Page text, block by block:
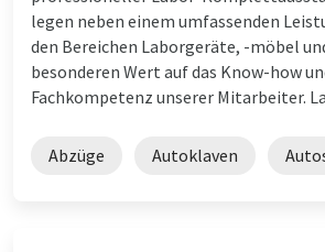
legen neben einem umfassenden
den Bereichen Laborgeräte, -möbel
besonderen Wert auf das Know-how
Fachkompetenz unserer Mitarbeiter.
Abzüge Autoklaven